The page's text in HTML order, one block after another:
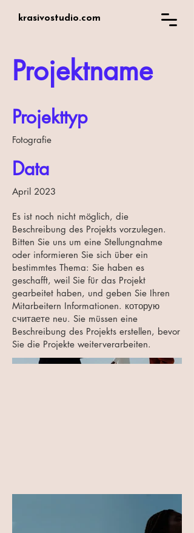
krasivostudio.com
Projektname
Projekttyp
Fotografie
Data
April 2023
Es ist noch nicht möglich, die
Beschreibung des Projekts vorzulegen.
Bitten Sie uns um eine Stellungnahme
oder informieren Sie sich über ein
bestimmtes Thema: Sie haben es
geschafft, weil Sie für das Projekt
gearbeitet haben, und geben Sie Ihren
Mitarbeitern Informationen. которую
считаете neu. Sie müssen eine
Beschreibung des Projekts erstellen, bevor
Sie die Projekte weiterverarbeiten.